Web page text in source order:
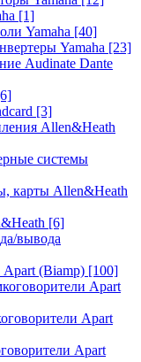
[1]
Yamaha [40]
Yamaha [23]
Audinate Dante
[3]
Allen&Heath
системы
карты Allen&Heath
[6]
вывода
Apart (Biamp) [100]
Apart
Apart
Apart